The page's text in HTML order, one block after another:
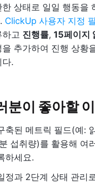
한 상태로 일일 행동을
ClickUp 사용자 지정
하고 진행률, 15페이지
을 추가하여 진행 상황
다.
분이 좋아할
축된 메트릭 필드(예:
섭취량)를 활용해 여
하세요.
정과 2단계 상태 관리